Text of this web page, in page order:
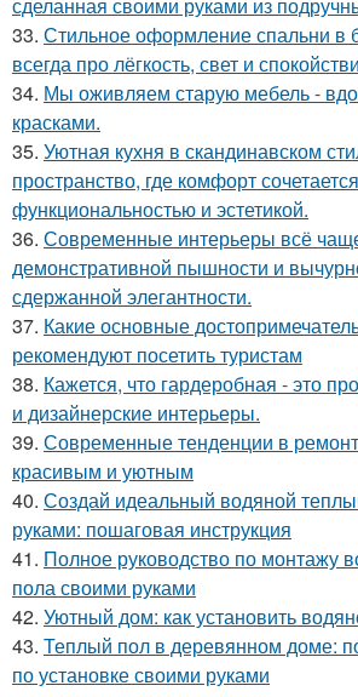
33. Стильное оформление спальни в
всегда про лёгкость, свет и
34. Мы оживляем старую мебель -
красками.
35. Уютная кухня в скандинавском
пространство, где комфорт
функциональностью и эстетикой.
36. Современные интерьеры всё
демонстративной пышности и
сдержанной элегантности.
37. Какие основные
рекомендуют посетить туристам
38. Кажется, что гардеробная - это
и дизайнерские интерьеры.
39. Современные тенденции в
красивым и уютным
40. Создай идеальный водяной
руками: пошаговая инструкция
41. Полное руководство по монтажу
пола своими руками
42. Уютный дом: как установить
43. Теплый пол в деревянном доме:
по установке своими руками